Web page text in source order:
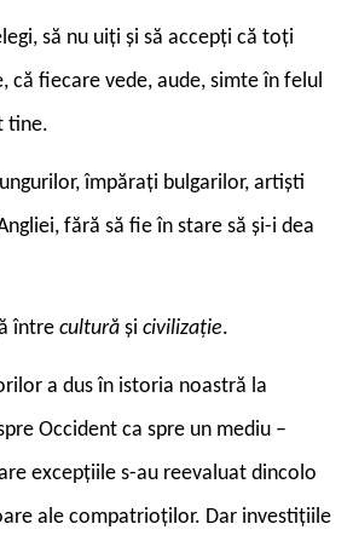
să nu uiți și să accepți că toți
că fiecare vede, aude, simte în felul
tine.
împărați bulgarilor, artiști
fără să fie în stare să și-i dea
între cultură și civilizație.
a dus în istoria noastră la
Occident ca spre un mediu –
excepțiile s-au reevaluat dincolo
ale compatrioților. Dar investițiile